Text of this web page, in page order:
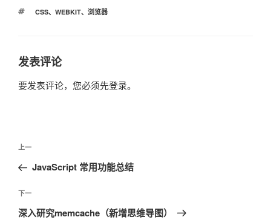
标
CSS、 WEBKIT、 浏览器
发表评论
要发表评论，您必须先登录。
文
导
航
上
一
文
章
上一
JavaScript 常用功能总结
下
一
下一
深入研究memcache（新增思维导图）